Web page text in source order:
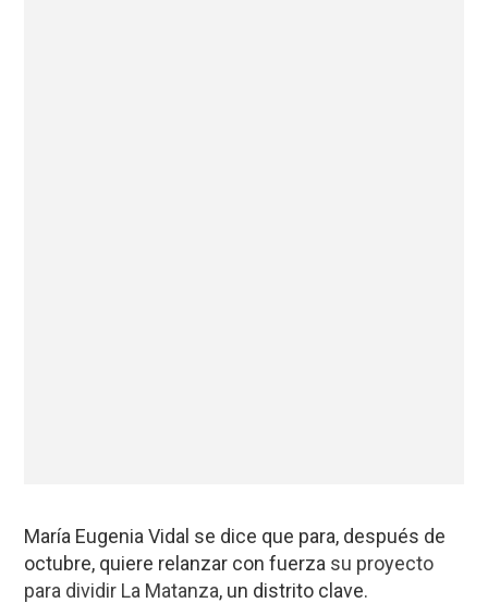
María Eugenia Vidal se dice que para, después de
octubre, quiere relanzar con fuerza su proyecto
para dividir La Matanza, un distrito clave.